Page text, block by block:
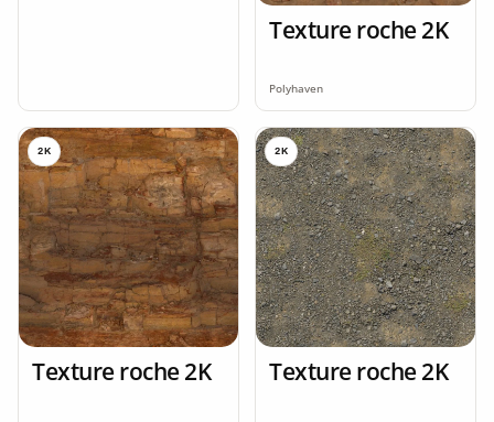
Texture roche 2K
Polyhaven
2K
Texture roche 2K
2K
Texture roche 2K